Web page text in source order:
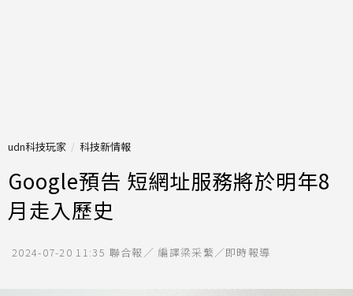
udn科技玩家 科技新情報
Google預告 短網址服務將於明年8
月走入歷史
2024-07-20 11:35 聯合報／ 編譯梁采蘩／即時報導